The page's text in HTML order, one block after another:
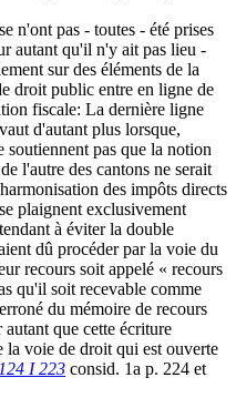
n'ont pas - toutes - été prises
autant qu'il n'y ait pas lieu -
sur des éléments de la
droit public entre en ligne de
fiscale: La dernière ligne
d'autant plus lorsque,
soutiennent pas que la notion
l'autre des cantons ne serait
des impôts directs
plaignent exclusivement
à éviter la double
dû procéder par la voie du
recours soit appelé « recours
qu'il soit recevable comme
du mémoire de recours
que cette écriture
la voie de droit qui est ouverte
124 I 223 consid. 1a p. 224 et